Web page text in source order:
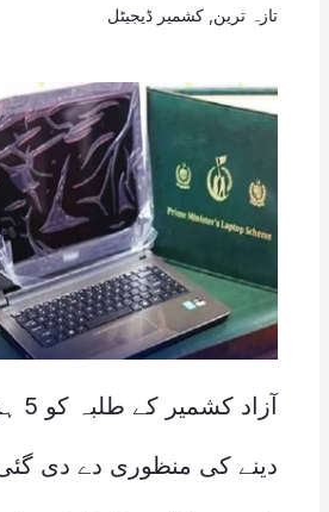
تازہ ترین کشمیر ڈیجیٹل
دینے کی منظوری دے دی